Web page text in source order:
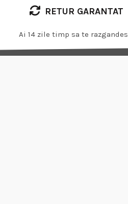
RETUR GARANTAT
Ai 14 zile timp sa te